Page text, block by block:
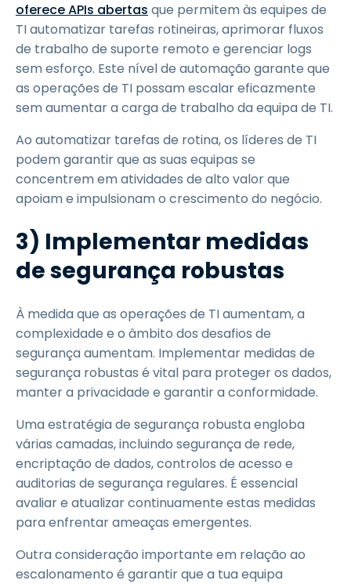
oferece APIs abertas que permitem às equipes de
TI automatizar tarefas rotineiras, aprimorar fluxos
de trabalho de suporte remoto e gerenciar logs
sem esforço. Este nível de automação garante que
as operações de TI possam escalar eficazmente
sem aumentar a carga de trabalho da equipa de TI.
Ao automatizar tarefas de rotina, os líderes de TI
podem garantir que as suas equipas se
concentrem em atividades de alto valor que
apoiam e impulsionam o crescimento do negócio.
3) Implementar medidas
de segurança robustas
À medida que as operações de TI aumentam, a
complexidade e o âmbito dos desafios de
segurança aumentam. Implementar medidas de
segurança robustas é vital para proteger os dados,
manter a privacidade e garantir a conformidade.
Uma estratégia de segurança robusta engloba
várias camadas, incluindo segurança de rede,
encriptação de dados, controlos de acesso e
auditorias de segurança regulares. É essencial
avaliar e atualizar continuamente estas medidas
para enfrentar ameaças emergentes.
Outra consideração importante em relação ao
escalonamento é garantir que a tua equipa